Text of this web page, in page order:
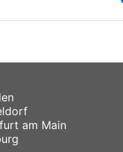
am Main